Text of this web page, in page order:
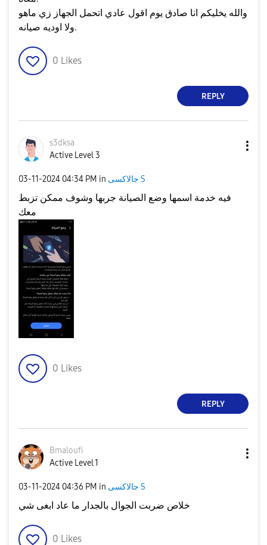
والله يخليكم انا صادق يوم اقول عادي اتحمل الجهاز زي ماهو
ولا اوديه صيانه.
0 Likes
REPLY
s3dksa
Active Level 3
‎03-11-2024 04:34 PM in جالاكسى S
فيه خدمة اسمها وضع الصيانة جربها وشوف ممكن تزبط
معك
0 Likes
REPLY
Bmaloufi
Active Level 1
‎03-11-2024 04:36 PM in جالاكسى S
خلاص ضربت الجوال بالجدار ما عاد ابغى شي
0 Likes